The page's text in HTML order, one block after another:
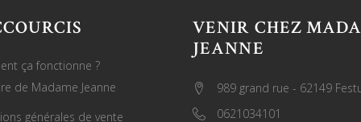
ça fonctionne ?
de Madame Jeanne
générales de vente
VENIR CHEZ
JEANNE
989 grand rue - 62149
0621034101